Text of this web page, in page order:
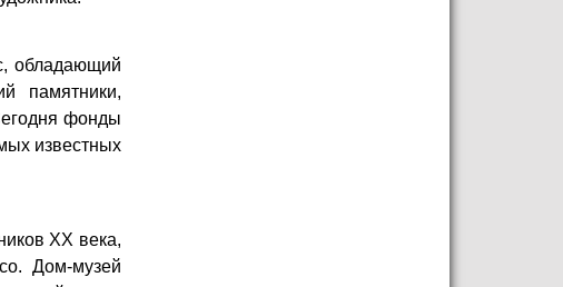
обладающий
памятники,
фонды
известных
ХХ века,
Дом-музей